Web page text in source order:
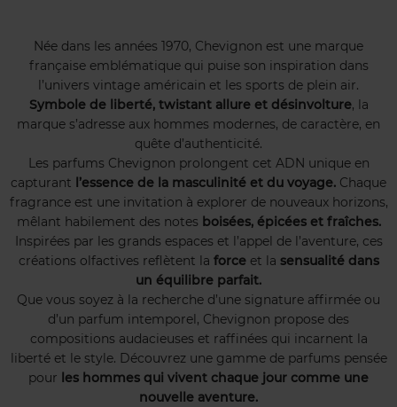
Née dans les années 1970, Chevignon est une marque
française emblématique qui puise son inspiration dans
l’univers vintage américain et les sports de plein air.
Symbole de liberté, twistant allure et désinvolture, la
marque s’adresse aux hommes modernes, de caractère, en
quête d’authenticité.
Les parfums Chevignon prolongent cet ADN unique en
capturant l’essence de la masculinité et du voyage. Chaque
fragrance est une invitation à explorer de nouveaux horizons,
mêlant habilement des notes boisées, épicées et fraîches.
Inspirées par les grands espaces et l’appel de l’aventure, ces
créations olfactives reflètent la forceet la sensualité dans
un équilibre parfait.
Que vous soyez à la recherche d’une signature affirmée ou
d’un parfum intemporel, Chevignon propose des
compositions audacieuses et raffinées qui incarnent la
liberté et le style. Découvrez une gamme de parfums pensée
pour les hommes qui vivent chaque jour comme une
nouvelle aventure.